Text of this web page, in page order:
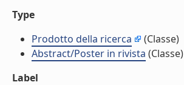
Type
Prodotto della ricerca
(Classe)
Abstract/Poster in rivista (Classe)
Label